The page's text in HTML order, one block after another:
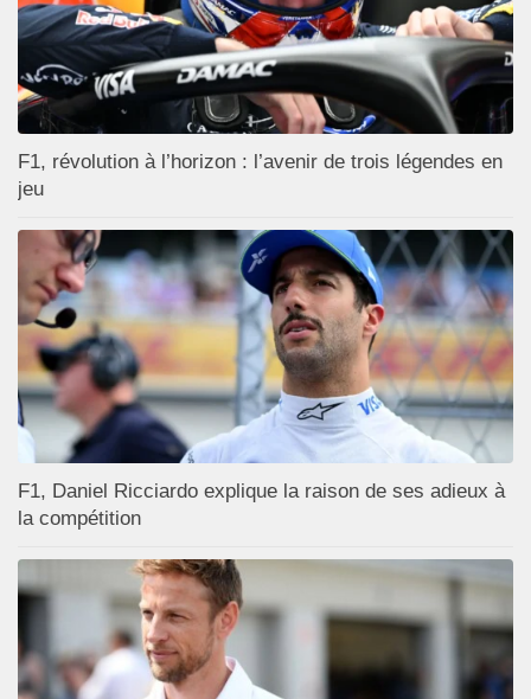
F1, révolution à l’horizon : l’avenir de trois légendes en
jeu
F1, Daniel Ricciardo explique la raison de ses adieux à
la compétition